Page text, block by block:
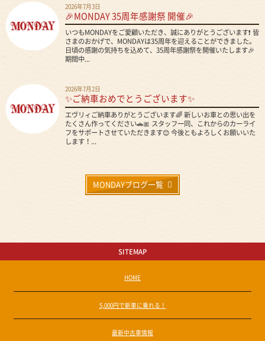
2026年7月3日
🎉MONDAY 35周年感謝祭 開催🎉
いつもMONDAYをご愛顧いただき、誠にありがとうございます❗ 皆
さまのおかげで、MONDAYは35周年を迎えることができました。
日頃の感謝の気持ちを込めて、35周年感謝祭を開催いたします🎉
期間中...
2026年7月2日
✨ご納車おめでとうございます✨
エヴリィご納車ありがとうございます🌈 新しいお車との思い出を
たくさん作ってください🚗🎀 スタッフ一同、これからのカーライ
フをサポートさせていただきます😊 今後ともよろしくお願いいた
します！...
MONDAYブログ一覧
SITEMAP
HOME
5,000円で新車に乗れる！
最新中古車情報